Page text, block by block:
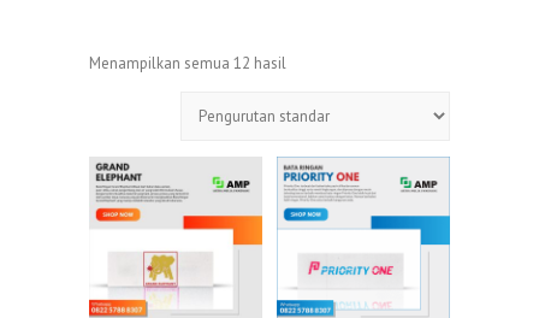
Menampilkan semua 12 hasil